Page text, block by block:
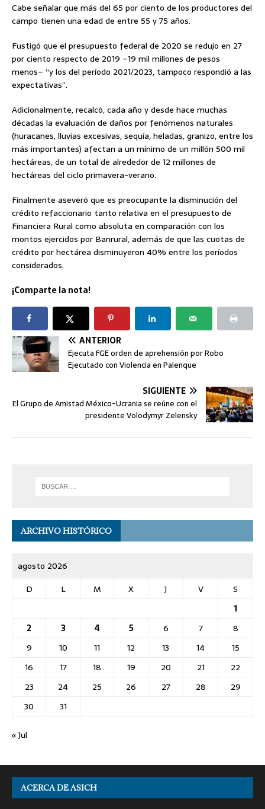
Cabe señalar que más del 65 por ciento de los productores del
campo tienen una edad de entre 55 y 75 años.
Fustigó que el presupuesto federal de 2020 se redujo en 27
por ciento respecto de 2019 –19 mil millones de pesos
menos– “y los del período 2021/2023, tampoco respondió a las
expectativas”.
Adicionalmente, recalcó, cada año y desde hace muchas
décadas la evaluación de daños por fenómenos naturales
(huracanes, lluvias excesivas, sequía, heladas, granizo, entre los
más importantes) afectan a un mínimo de un millón 500 mil
hectáreas, de un total de alrededor de 12 millones de
hectáreas del ciclo primavera-verano.
Finalmente aseveró que es preocupante la disminución del
crédito refaccionario tanto relativa en el presupuesto de
Financiera Rural como absoluta en comparación con los
montos ejercidos por Banrural, además de que las cuotas de
crédito por hectárea disminuyeron 40% entre los períodos
considerados.
¡Comparte la nota!
ANTERIOR
Ejecuta FGE orden de aprehensión por Robo
Ejecutado con Violencia en Palenque
SIGUIENTE
El Grupo de Amistad México-Ucrania se reúne con el
presidente Volodymyr Zelensky
ARCHIVO HISTÓRICO
agosto 2026
D
L M X J V
S
1
2
3 4 5 6 7
8
9
10 11 12 13 14
15
16
17 18 19 20 21
22
23
24 25 26 27 28
29
30
31
« Jul
ACERCA DE ASICH